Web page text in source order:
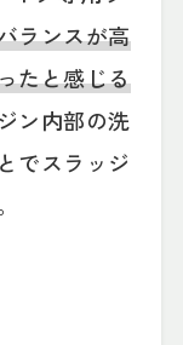
ランスが高
たと感じる
ン内部の洗
でスラッジ